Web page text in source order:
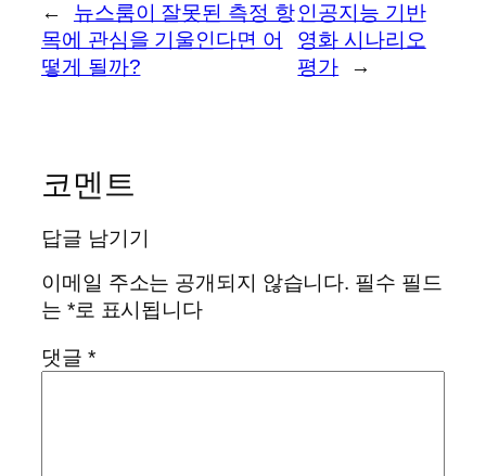
←
뉴스룸이 잘못된 측정 항
목에 관심을 기울인다면 어
떻게 될까?
인공지능 기반
영화 시나리오
평가
→
코멘트
답글 남기기
이메일 주소는 공개되지 않습니다. 필수 필드
는 *로 표시됩니다
댓글 *